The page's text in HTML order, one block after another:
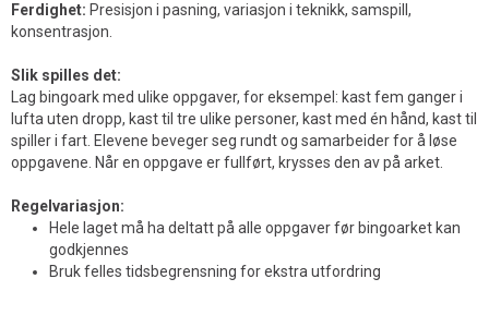
Ferdighet: Presisjon i pasning, variasjon i teknikk, samspill,
konsentrasjon.
Slik spilles det:
Lag bingoark med ulike oppgaver, for eksempel: kast fem ganger i
lufta uten dropp, kast til tre ulike personer, kast med én hånd, kast til
spiller i fart. Elevene beveger seg rundt og samarbeider for å løse
oppgavene. Når en oppgave er fullført, krysses den av på arket.
Regelvariasjon:
Hele laget må ha deltatt på alle oppgaver før bingoarket kan
godkjennes
Bruk felles tidsbegrensning for ekstra utfordring